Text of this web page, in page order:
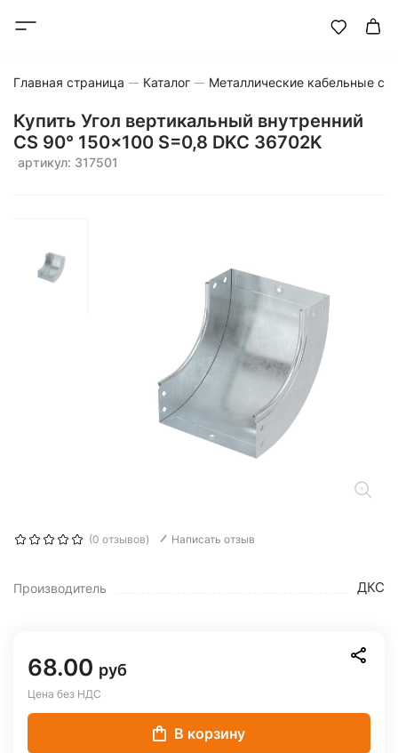
Главная страница Каталог Металлические кабельные
Купить Угол вертикальный внутренний
CS 90° 150x100 S=0,8 DKC 36702K
артикул: 317501
(0 отзывов) Написать отзыв
Производитель ДКС
68.00 руб
Цена без НДС
В корзину